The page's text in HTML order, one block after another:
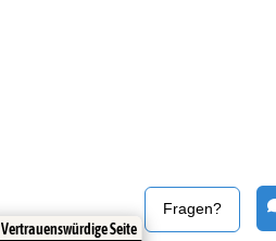
Vertrauenswürdige Seite
Fragen?